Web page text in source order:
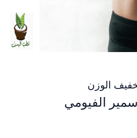
الوزن
سمير الفيومي